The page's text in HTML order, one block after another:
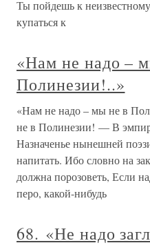
Ты пойдешь к
купаться к
«Нам не надо –
Полинезии!..»
«Нам не надо – мы не в
не в Полинезии! — В
Назначенье нынешней
напитать. Ибо словно на
должна порозоветь, Если
перо, какой-нибудь
68. «Не надо